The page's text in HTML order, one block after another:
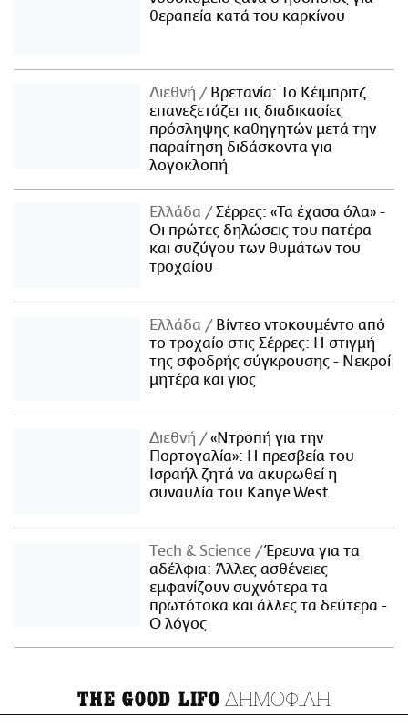
θεραπεία κατά του καρκίνου
Διεθνή
Βρετανία: Το Κέιμπριτζ
επανεξετάζει τις διαδικασίες
πρόσληψης καθηγητών μετά την
παραίτηση διδάσκοντα για
λογοκλοπή
Ελλάδα
Σέρρες: «Τα έχασα όλα» -
Οι πρώτες δηλώσεις του πατέρα
και συζύγου των θυμάτων του
τροχαίου
Ελλάδα
Βίντεο ντοκουμέντο από
το τροχαίο στις Σέρρες: Η στιγμή
της σφοδρής σύγκρουσης - Νεκροί
μητέρα και γιος
Διεθνή
«Ντροπή για την
Πορτογαλία»: Η πρεσβεία του
Ισραήλ ζητά να ακυρωθεί η
συναυλία του Kanye West
Τech & Science
Έρευνα για τα
αδέλφια: Άλλες ασθένειες
εμφανίζουν συχνότερα τα
πρωτότοκα και άλλες τα δεύτερα -
Ο λόγος
THE GOOD LIFO ΔΗΜΟΦΙΛΗ